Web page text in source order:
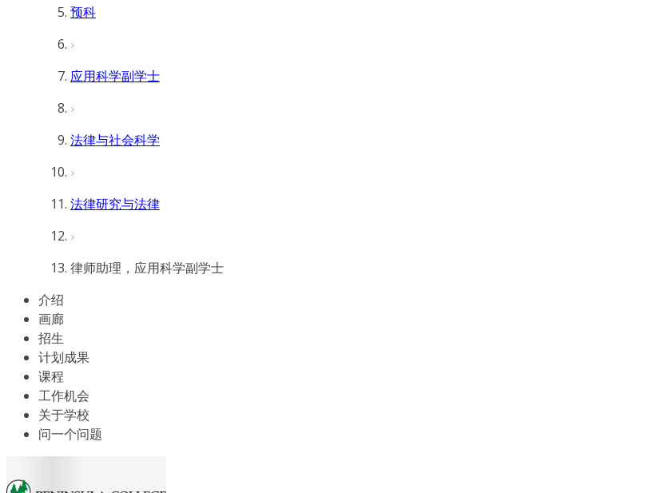
预科
应用科学副学士
法律与社会科学
法律研究与法律
律师助理，应用科学副学士
介绍
画廊
招生
计划成果
课程
工作机会
关于学校
问一个问题